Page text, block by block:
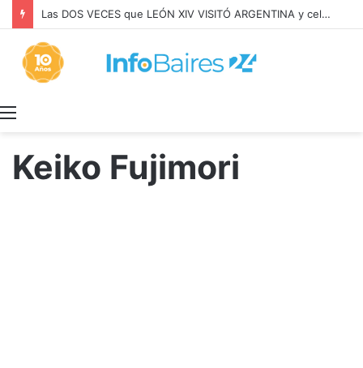
Las DOS VECES que LEÓN XIV VISITÓ ARGENTINA y celebró MISA con BERGOGLIO
Keiko Fujimori